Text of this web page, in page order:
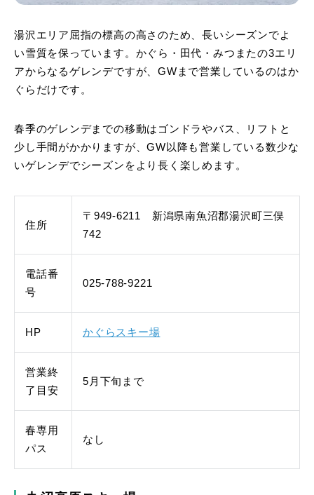
湯沢エリア屈指の標高の高さのため、長いシーズンでよ
い雪質を保っています。かぐら・田代・みつまたの3エリ
アからなるゲレンデですが、GWまで営業しているのはか
ぐらだけです。
春季のゲレンデまでの移動はゴンドラやバス、リフトと
少し手間がかかりますが、GW以降も営業している数少な
いゲレンデでシーズンをより長く楽しめます。
住所
〒949-6211 新潟県南魚沼郡湯沢町三俣
742
電話番
号
025-788-9221
HP かぐらスキー場
営業終
了目安
5月下旬まで
春専用
パス
なし